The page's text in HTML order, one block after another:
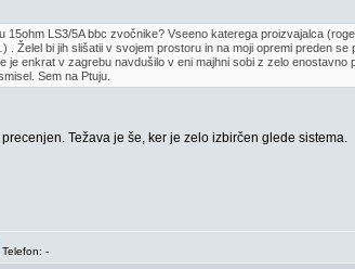
15ohm LS3/5A bbc zvočnike? Vseeno katerega proizvajalca
Želel bi jih slišatii v svojem prostoru in na moji opremi preden se
je enkrat v zagrebu navdušilo v eni majhni sobi z zelo enostavno
Sem na Ptuju.
Težava je še, ker je zelo izbirčen glede sistema.
Telefon: -